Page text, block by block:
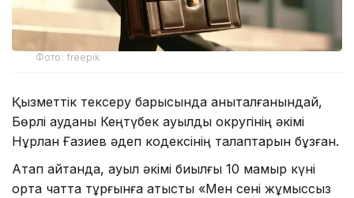
Фото: freepik
Қызметтік тексеру барысында анықталғанындай,
Бөрлі ауданы Кеңтүбек ауылдық округінің әкімі
Нұрлан Ғазиев әдеп кодексінің талаптарын бұзған.
Атап айтқанда, ауыл әкімі биылғы 10 мамыр күні
ортақ чатта тұрғынға қатысты «Мен сені жұмыссыз